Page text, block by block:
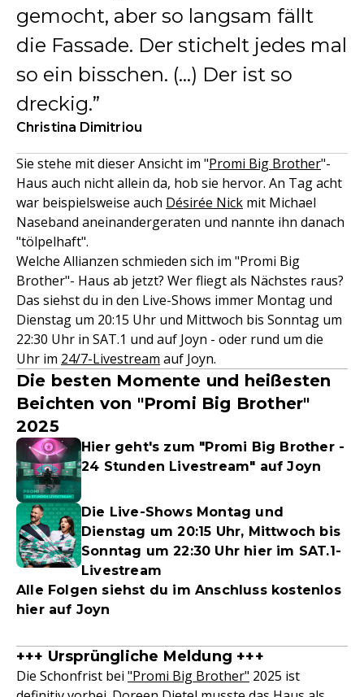
gemocht, aber so langsam fällt
die Fassade. Der stichelt jedes mal
so ein bisschen. (...) Der ist so
dreckig.
Christina Dimitriou
Sie stehe mit dieser Ansicht im "Promi Big Brother"-
Haus auch nicht allein da, hob sie hervor. An Tag acht
war beispielsweise auch Désirée Nick mit Michael
Naseband aneinandergeraten und nannte ihn danach
"tölpelhaft".
Welche Allianzen schmieden sich im "Promi Big
Brother"- Haus ab jetzt? Wer fliegt als Nächstes raus?
Das siehst du in den Live-Shows immer Montag und
Dienstag um 20:15 Uhr und Mittwoch bis Sonntag um
22:30 Uhr in SAT.1 und auf Joyn - oder rund um die
Uhr im 24/7-Livestream auf Joyn.
Die besten Momente und heißesten
Beichten von "Promi Big Brother"
2025
Hier geht's zum "Promi Big Brother -
24 Stunden Livestream" auf Joyn
Die Live-Shows Montag und
Dienstag um 20:15 Uhr, Mittwoch bis
Sonntag um 22:30 Uhr hier im SAT.1-
Livestream
Alle Folgen siehst du im Anschluss kostenlos
hier auf Joyn
+++ Ursprüngliche Meldung +++
Die Schonfrist bei "Promi Big Brother" 2025 ist